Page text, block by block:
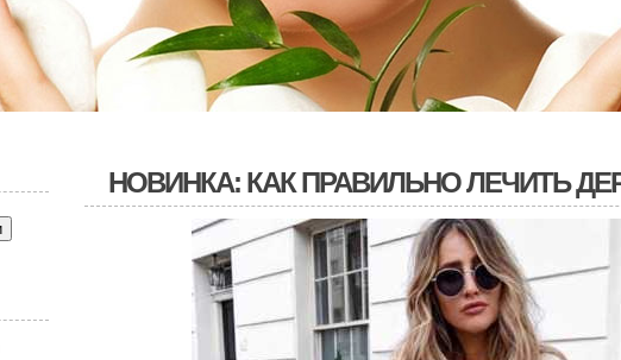
НОВИНКА: КАК ПРАВИЛЬНО ЛЕЧИТЬ